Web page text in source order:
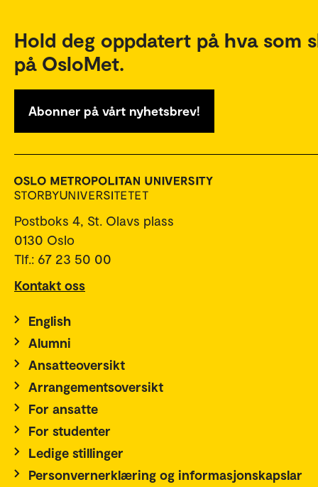
Hold deg oppdatert på hva som
på OsloMet.
Abonner på vårt nyhetsbrev!
Postboks 4, St. Olavs plass
0130 Oslo
Tlf.: 67 23 50 00
Kontakt oss
English
Alumni
Ansatteoversikt
Arrangementsoversikt
For ansatte
For studenter
Ledige stillinger
Personvernerklæring og informasjonskapslar